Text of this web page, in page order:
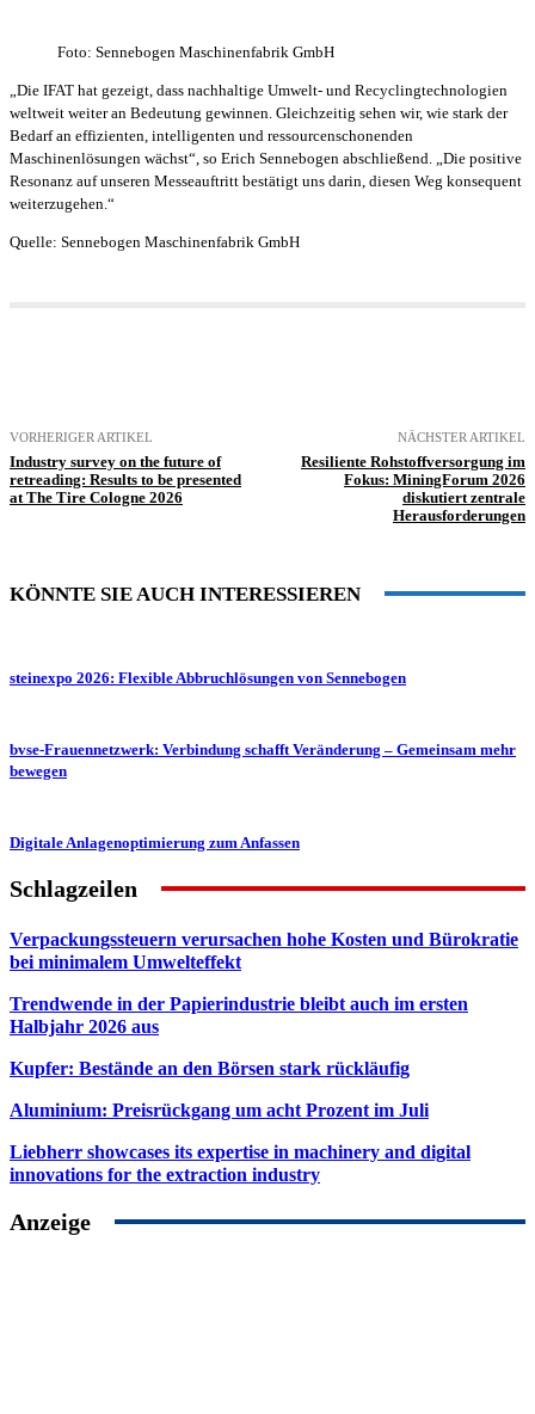
Foto: Sennebogen Maschinenfabrik GmbH
„Die IFAT hat gezeigt, dass nachhaltige Umwelt- und Recyclingtechnologien
weltweit weiter an Bedeutung gewinnen. Gleichzeitig sehen wir, wie stark der
Bedarf an effizienten, intelligenten und ressourcenschonenden
Maschinenlösungen wächst“, so Erich Sennebogen abschließend. „Die positive
Resonanz auf unseren Messeauftritt bestätigt uns darin, diesen Weg konsequent
weiterzugehen.“
Quelle: Sennebogen Maschinenfabrik GmbH
VORHERIGER ARTIKEL
Industry survey on the future of
retreading: Results to be presented
at The Tire Cologne 2026
NÄCHSTER ARTIKEL
Resiliente Rohstoffversorgung im
Fokus: MiningForum 2026
diskutiert zentrale
Herausforderungen
KÖNNTE SIE AUCH INTERESSIEREN
steinexpo 2026: Flexi­ble Abbruch­lö­sun­gen von Sennebogen
bvse-Frauennetzwerk: Verbindung schafft Veränderung – Gemeinsam mehr
bewegen
Digitale Anlagenoptimierung zum Anfassen
Schlagzeilen
Verpackungssteuern verursachen hohe Kosten und Bürokratie
bei minimalem Umwelteffekt
Trendwende in der Papierindustrie bleibt auch im ersten
Halbjahr 2026 aus
Kupfer: Bestände an den Börsen stark rückläufig
Aluminium: Preisrückgang um acht Prozent im Juli
Liebherr showcases its expertise in machinery and digital
innovations for the extraction industry
Anzeige